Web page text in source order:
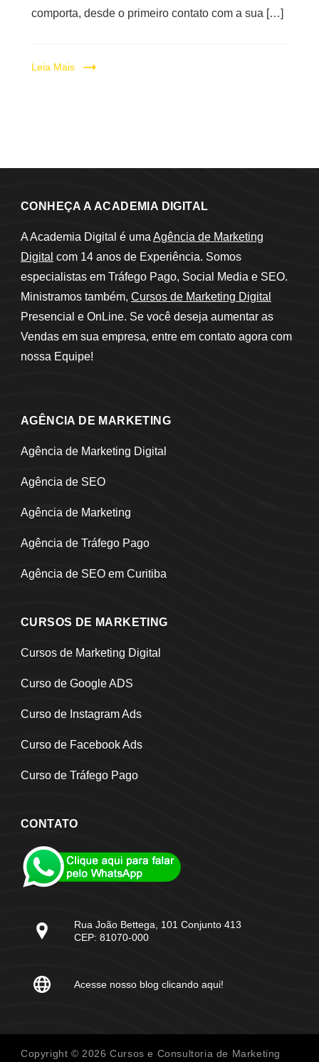
comporta, desde o primeiro contato com a sua […]
Leia Mais
CONHEÇA A ACADEMIA DIGITAL
A Academia Digital é uma Agência de Marketing
Digital com 14 anos de Experiência. Somos
especialistas em Tráfego Pago, Social Media e SEO.
Ministramos também, Cursos de Marketing Digital
Presencial e OnLine. Se você deseja aumentar as
Vendas em sua empresa, entre em contato agora com
nossa Equipe!
AGÊNCIA DE MARKETING
Agência de Marketing Digital
Agência de SEO
Agência de Marketing
Agência de Tráfego Pago
Agência de SEO em Curitiba
CURSOS DE MARKETING
Cursos de Marketing Digital
Curso de Google ADS
Curso de Instagram Ads
Curso de Facebook Ads
Curso de Tráfego Pago
CONTATO
Rua João Bettega, 101 Conjunto 413
CEP: 81070-000
Acesse nosso blog clicando aqui!
Copyright © 2026 Cursos e Consultoria de Marketing